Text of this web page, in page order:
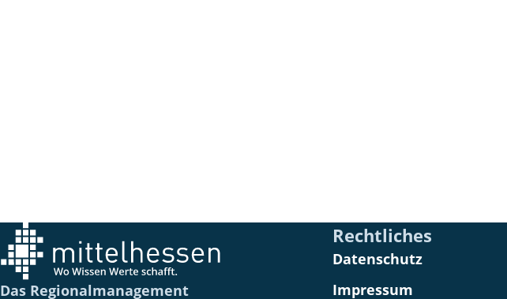
Das Regionalmanagement
Rechtliches
Datenschutz
Impressum